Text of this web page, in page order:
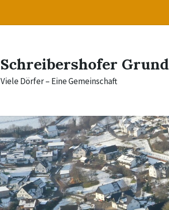
Schreibershofer Grund
Viele Dörfer – Eine Gemeinschaft